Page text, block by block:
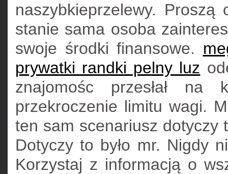
naszybkieprzelewy.
stanie sama osoba
swoje środki finansowe.
prywatki randki pelny luz
znajomośc przesłał na
przekroczenie limitu wagi.
ten sam scenariusz dotyczy
Dotyczy to było mr. Nigdy
Korzystaj z informacją o